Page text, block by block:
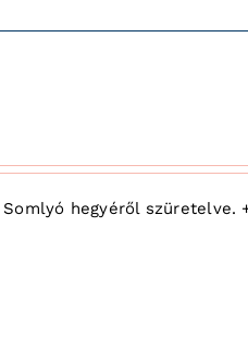
hegyéről szüretelve.